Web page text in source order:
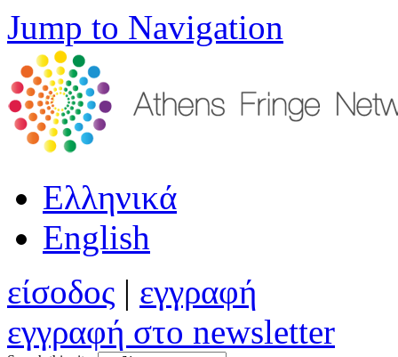
Jump to Navigation
Ελληνικά
English
είσοδος | εγγραφή
εγγραφή στο newsletter